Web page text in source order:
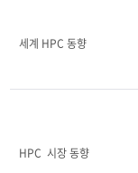
세계 HPC 동향
HPC  시장 동향